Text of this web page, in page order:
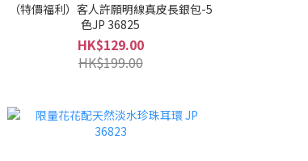
（特價福利）客人許願明線真皮長銀包-5
色JP 36825
HK$129.00
HK$199.00